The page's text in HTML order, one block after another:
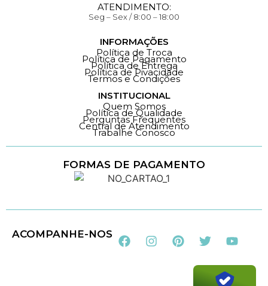
ATENDIMENTO:
Seg – Sex / 8:00 – 18:00
INFORMAÇÕES
Política de Troca
Política de Pagamento
Política de Entrega
Política de Pivacidade
Termos e Condições
INSTITUCIONAL
Quem Somos
Política de Qualidade
Perguntas Frequentes
Central de Atendimento
Trabalhe Conosco
FORMAS DE PAGAMENTO
ACOMPANHE-NOS